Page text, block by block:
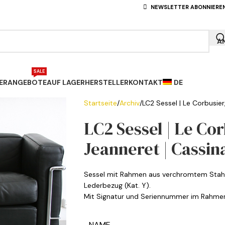
NEWSLETTER
SALE
AUF LAGERHERSTELLERKONTAKT DE
Startseite Archiv LC2 Sessel | Le
LC2 Sessel | Le
Jeanneret |
Sessel mit Rahmen aus verchromtem
Lederbezug (Kat. Y).
Mit Signatur und Seriennummer im